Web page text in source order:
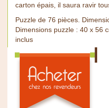
carton épais, il saura ravir
Puzzle de 76 pièces.
Dimensions puzzle : 40 x 56
inclus